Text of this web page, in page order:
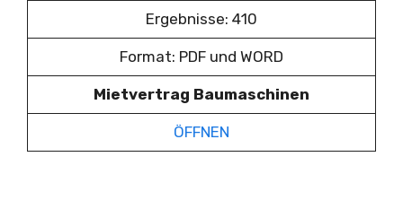
Ergebnisse: 410
Format: PDF und WORD
Mietvertrag Baumaschinen
ÖFFNEN